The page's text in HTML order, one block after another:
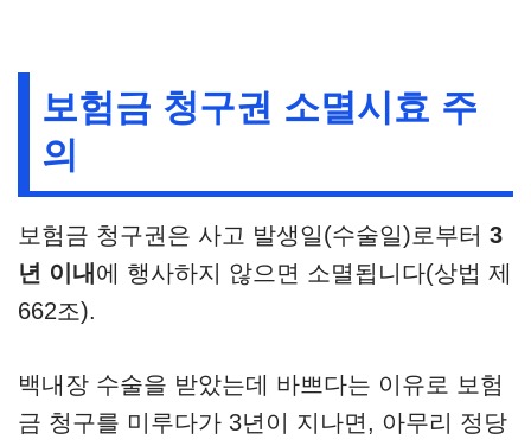
보험금 청구권 소멸시효 주
의
보험금 청구권은 사고 발생일(수술일)로부터 3
년 이내에 행사하지 않으면 소멸됩니다(상법 제
662조).
백내장 수술을 받았는데 바쁘다는 이유로 보험
금 청구를 미루다가 3년이 지나면, 아무리 정당